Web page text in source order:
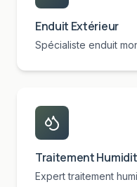
Enduit Extérieur
Spécialiste enduit
Traitement
Expert traitement